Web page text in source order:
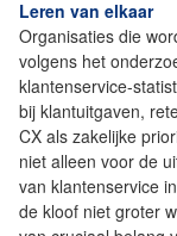
Leren van elkaar
Organisaties die
volgens het
klantenservice-
bij klantuitgaven,
CX als zakelijke
niet alleen voor de
van klantenservice
de kloof niet groter